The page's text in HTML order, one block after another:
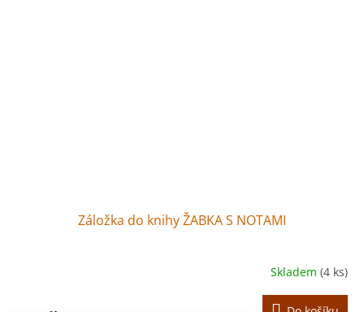
Záložka do knihy ŽABKA S NOTAMI
Skladem (4 ks)